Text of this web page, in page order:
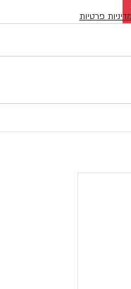
מדיניות פרטיות